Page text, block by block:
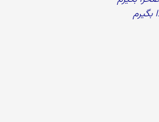
بگیرم